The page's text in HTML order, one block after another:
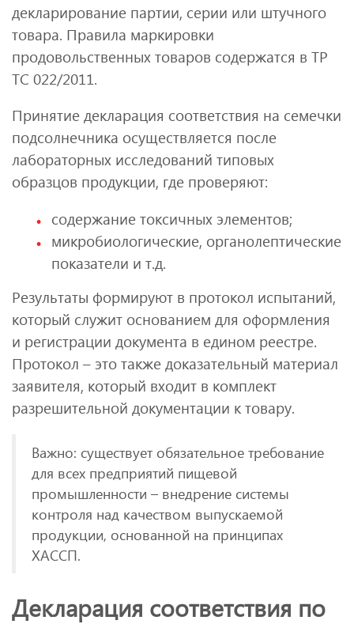
декларирование партии, серии или штучного
товара. Правила маркировки
продовольственных товаров содержатся в ТР
ТС 022/2011.
Принятие декларация соответствия на семечки
подсолнечника осуществляется после
лабораторных исследований типовых
образцов продукции, где проверяют:
содержание токсичных элементов;
микробиологические, органолептические
показатели и т.д.
Результаты формируют в протокол испытаний,
который служит основанием для оформления
и регистрации документа в едином реестре.
Протокол – это также доказательный материал
заявителя, который входит в комплект
разрешительной документации к товару.
Важно: существует обязательное требование
для всех предприятий пищевой
промышленности – внедрение системы
контроля над качеством выпускаемой
продукции, основанной на принципах
ХАССП.
Декларация соответствия по